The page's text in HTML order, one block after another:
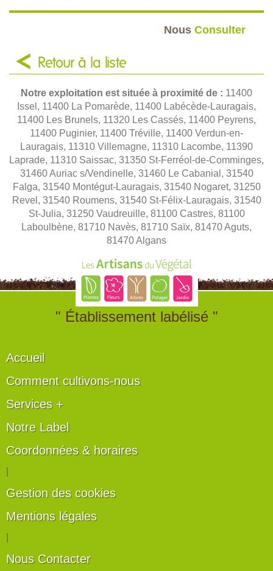
Nous Consulter
Retour à la liste
Notre exploitation est située à proximité de : 11400
Issel, 11400 La Pomarède, 11400 Labécède-Lauragais,
11400 Les Brunels, 11320 Les Cassés, 11400 Peyrens,
11400 Puginier, 11400 Tréville, 11400 Verdun-en-
Lauragais, 11310 Villemagne, 11310 Lacombe, 11390
Laprade, 11310 Saissac, 31350 St-Ferréol-de-Comminges,
31460 Auriac s/Vendinelle, 31460 Le Cabanial, 31540
Falga, 31540 Montégut-Lauragais, 31540 Nogaret, 31250
Revel, 31540 Roumens, 31540 St-Félix-Lauragais, 31540
St-Julia, 31250 Vaudreuille, 81100 Castres, 81100
Laboulbène, 81710 Navès, 81710 Saïx, 81470 Aguts,
81470 Algans
" Établissement labélisé "
Accueil
Comment cultivons-nous
Services +
Notre Label
Coordonnées & horaires
Gestion des cookies
Mentions légales
Nous Contacter